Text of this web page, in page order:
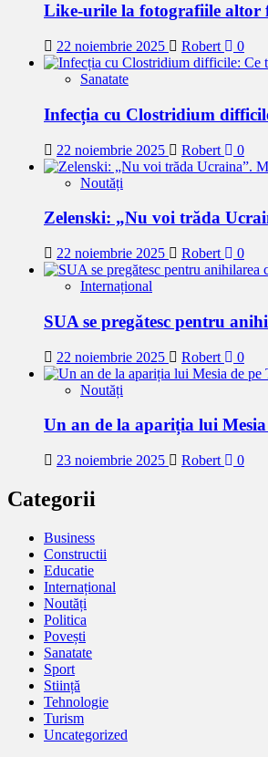
Like-urile la fotografiile
22 noiembrie 2025 Robert 0
Sanatate
Infecția cu Clostridium
22 noiembrie 2025 Robert 0
Noutăți
Zelenski: „Nu voi trăda
22 noiembrie 2025 Robert 0
Internațional
SUA se pregătesc pentru
22 noiembrie 2025 Robert 0
Noutăți
Un an de la apariția lui
23 noiembrie 2025 Robert 0
Categorii
Business
Constructii
Educatie
Internațional
Noutăți
Politica
Povești
Sanatate
Sport
Stiință
Tehnologie
Turism
Uncategorized